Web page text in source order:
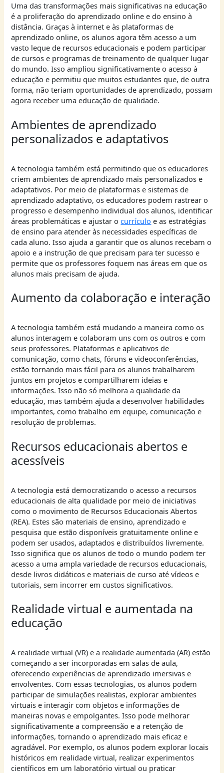
Uma das transformações mais significativas na educação
é a proliferação do aprendizado online e do ensino à
distância. Graças à internet e às plataformas de
aprendizado online, os alunos agora têm acesso a um
vasto leque de recursos educacionais e podem participar
de cursos e programas de treinamento de qualquer lugar
do mundo. Isso ampliou significativamente o acesso à
educação e permitiu que muitos estudantes que, de outra
forma, não teriam oportunidades de aprendizado, possam
agora receber uma educação de qualidade.
Ambientes de aprendizado
personalizados e adaptativos
A tecnologia também está permitindo que os educadores
criem ambientes de aprendizado mais personalizados e
adaptativos. Por meio de plataformas e sistemas de
aprendizado adaptativo, os educadores podem rastrear o
progresso e desempenho individual dos alunos, identificar
áreas problemáticas e ajustar ocurrículo e as estratégias
de ensino para atender às necessidades específicas de
cada aluno. Isso ajuda a garantir que os alunos recebam o
apoio e a instrução de que precisam para ter sucesso e
permite que os professores foquem nas áreas em que os
alunos mais precisam de ajuda.
Aumento da colaboração e interação
A tecnologia também está mudando a maneira como os
alunos interagem e colaboram uns com os outros e com
seus professores. Plataformas e aplicativos de
comunicação, como chats, fóruns e videoconferências,
estão tornando mais fácil para os alunos trabalharem
juntos em projetos e compartilharem ideias e
informações. Isso não só melhora a qualidade da
educação, mas também ajuda a desenvolver habilidades
importantes, como trabalho em equipe, comunicação e
resolução de problemas.
Recursos educacionais abertos e
acessíveis
A tecnologia está democratizando o acesso a recursos
educacionais de alta qualidade por meio de iniciativas
como o movimento de Recursos Educacionais Abertos
(REA). Estes são materiais de ensino, aprendizado e
pesquisa que estão disponíveis gratuitamente online e
podem ser usados, adaptados e distribuídos livremente.
Isso significa que os alunos de todo o mundo podem ter
acesso a uma ampla variedade de recursos educacionais,
desde livros didáticos e materiais de curso até vídeos e
tutoriais, sem incorrer em custos significativos.
Realidade virtual e aumentada na
educação
A realidade virtual (VR) e a realidade aumentada (AR) estão
começando a ser incorporadas em salas de aula,
oferecendo experiências de aprendizado imersivas e
envolventes. Com essas tecnologias, os alunos podem
participar de simulações realistas, explorar ambientes
virtuais e interagir com objetos e informações de
maneiras novas e empolgantes. Isso pode melhorar
significativamente a compreensão e a retenção de
informações, tornando o aprendizado mais eficaz e
agradável. Por exemplo, os alunos podem explorar locais
históricos em realidade virtual, realizar experimentos
científicos em um laboratório virtual ou praticar